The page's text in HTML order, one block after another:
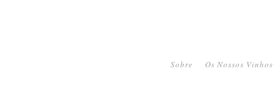
Sobre Os Nossos Vinhos